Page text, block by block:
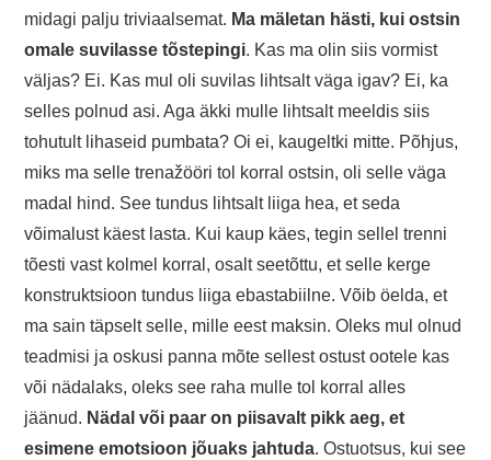
midagi palju triviaalsemat. Ma mäletan hästi, kui ostsin
omale suvilasse tõstepingi. Kas ma olin siis vormist
väljas? Ei. Kas mul oli suvilas lihtsalt väga igav? Ei, ka
selles polnud asi. Aga äkki mulle lihtsalt meeldis siis
tohutult lihaseid pumbata? Oi ei, kaugeltki mitte. Põhjus,
miks ma selle trenažööri tol korral ostsin, oli selle väga
madal hind. See tundus lihtsalt liiga hea, et seda
võimalust käest lasta. Kui kaup käes, tegin sellel trenni
tõesti vast kolmel korral, osalt seetõttu, et selle kerge
konstruktsioon tundus liiga ebastabiilne. Võib öelda, et
ma sain täpselt selle, mille eest maksin. Oleks mul olnud
teadmisi ja oskusi panna mõte sellest ostust ootele kas
või nädalaks, oleks see raha mulle tol korral alles
jäänud. Nädal või paar on piisavalt pikk aeg, et
esimene emotsioon jõuaks jahtuda. Ostuotsus, kui see